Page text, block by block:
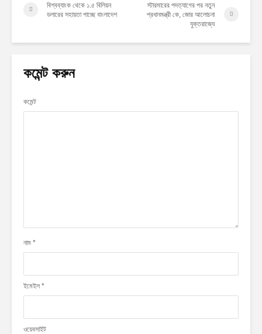
বিশ্বব্যাংক থেকে ১.৫ বিলিয়ন
ডলারের সহায়তা পাচ্ছে বাংলাদেশ
স্টারমারের পদত্যাগের পর নতুন
প্রধানমন্ত্রী কে, জোর আলোচনা
যুক্তরাজ্যে
কমেন্ট করুন
কমেন্ট
নাম *
ইমেইল *
ওয়েবসাইট